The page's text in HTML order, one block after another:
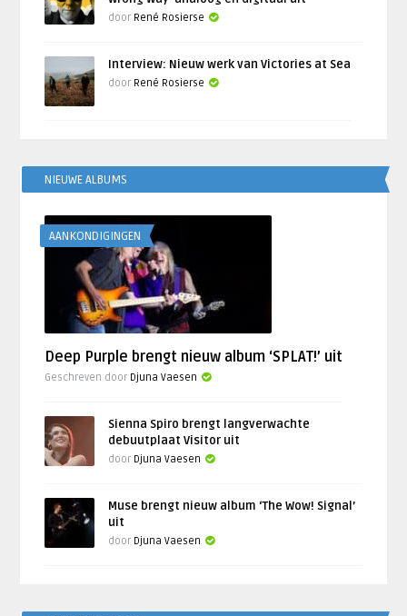
door René Rosierse
Interview: Nieuw werk van Victories at Sea
door René Rosierse
NIEUWE ALBUMS
AANKONDIGINGEN
Deep Purple brengt nieuw album ‘SPLAT!’ uit
Geschreven door Djuna Vaesen
Sienna Spiro brengt langverwachte
debuutplaat Visitor uit
door Djuna Vaesen
Muse brengt nieuw album ‘The Wow! Signal’
uit
door Djuna Vaesen